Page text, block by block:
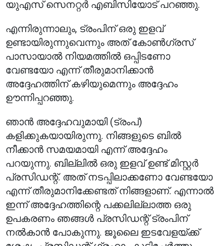
യുഎസ് സെനറ്റർ എബിസിയോട് പറഞ്ഞു.
എന്നിരുന്നാലും, ട്രംപിന് ഒരു ഇളവ്
ഉണ്ടായിരുന്നുവെന്നും അത് കോൺഗ്രസ്
പാസായാൽ നിയമത്തിൽ ഒപ്പിടണോ
വേണ്ടയോ എന്ന് തീരുമാനിക്കാൻ
അദ്ദേഹത്തിന് കഴിയുമെന്നും അദ്ദേഹം
ഊന്നിപ്പറഞ്ഞു.
ഞാൻ അദ്ദേഹവുമായി (ട്രംപ്)
കളിക്കുകയായിരുന്നു. നിങ്ങളുടെ ബിൽ
നീക്കാൻ സമയമായി എന്ന് അദ്ദേഹം
പറയുന്നു. ബില്ലിൽ ഒരു ഇളവ് ഉണ്ട് മിസ്റ്റർ
പ്രസിഡന്റ്. അത് നടപ്പിലാക്കണോ വേണ്ടയോ
എന്ന് തീരുമാനിക്കേണ്ടത് നിങ്ങളാണ്. എന്നാൽ
ഇന്ന് അദ്ദേഹത്തിന്റെ പക്കലില്ലാത്ത ഒരു
ഉപകരണം ഞങ്ങൾ പ്രസിഡന്റ് ട്രംപിന്
നൽകാൻ പോകുന്നു. ജൂലൈ ഇടവേളയ്ക്ക്